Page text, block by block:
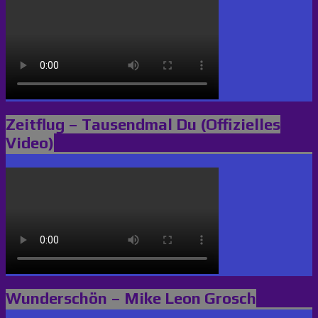
Zeitflug – Tausendmal Du (Offizielles
Video)
Wunderschön – Mike Leon Grosch